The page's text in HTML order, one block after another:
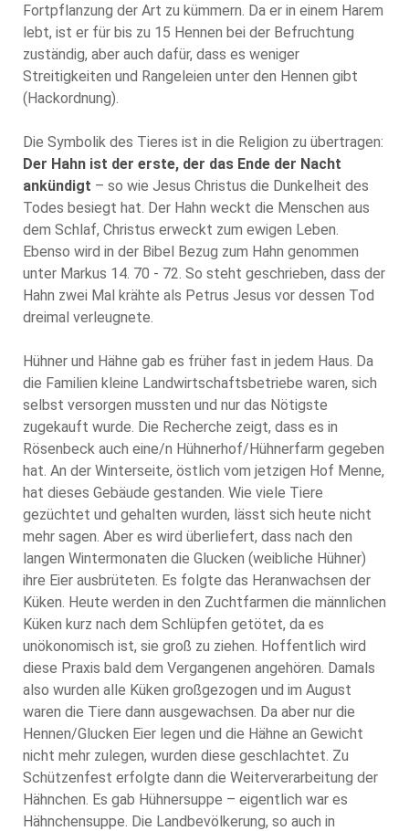
Fortpflanzung der Art zu kümmern. Da er in einem Harem
lebt, ist er für bis zu 15 Hennen bei der Befruchtung
zuständig, aber auch dafür, dass es weniger
Streitigkeiten und Rangeleien unter den Hennen gibt
(Hackordnung).
Die Symbolik des Tieres ist in die Religion zu übertragen:
Der Hahn ist der erste, der das Ende der Nacht
ankündigt – so wie Jesus Christus die Dunkelheit des
Todes besiegt hat. Der Hahn weckt die Menschen aus
dem Schlaf, Christus erweckt zum ewigen Leben.
Ebenso wird in der Bibel Bezug zum Hahn genommen
unter Markus 14. 70 - 72. So steht geschrieben, dass der
Hahn zwei Mal krähte als Petrus Jesus vor dessen Tod
dreimal verleugnete.
Hühner und Hähne gab es früher fast in jedem Haus. Da
die Familien kleine Landwirtschaftsbetriebe waren, sich
selbst versorgen mussten und nur das Nötigste
zugekauft wurde. Die Recherche zeigt, dass es in
Rösenbeck auch eine/n Hühnerhof/Hühnerfarm gegeben
hat. An der Winterseite, östlich vom jetzigen Hof Menne,
hat dieses Gebäude gestanden. Wie viele Tiere
gezüchtet und gehalten wurden, lässt sich heute nicht
mehr sagen. Aber es wird überliefert, dass nach den
langen Wintermonaten die Glucken (weibliche Hühner)
ihre Eier ausbrüteten. Es folgte das Heranwachsen der
Küken. Heute werden in den Zuchtfarmen die männlichen
Küken kurz nach dem Schlüpfen getötet, da es
unökonomisch ist, sie groß zu ziehen. Hoffentlich wird
diese Praxis bald dem Vergangenen angehören. Damals
also wurden alle Küken großgezogen und im August
waren die Tiere dann ausgewachsen. Da aber nur die
Hennen/Glucken Eier legen und die Hähne an Gewicht
nicht mehr zulegen, wurden diese geschlachtet. Zu
Schützenfest erfolgte dann die Weiterverarbeitung der
Hähnchen. Es gab Hühnersuppe – eigentlich war es
Hähnchensuppe. Die Landbevölkerung, so auch in